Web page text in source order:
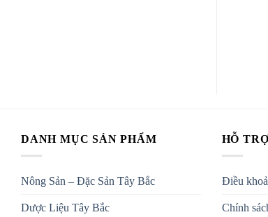
DANH MỤC SẢN PHẨM
Nông Sản – Đặc Sản Tây Bắc
Dược Liệu Tây Bắc
HỖ
Điều
Chính